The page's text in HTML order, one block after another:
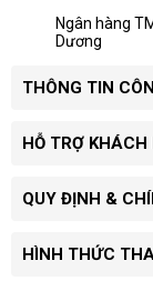
Ngân hàng
Dương
THÔNG TIN
HỖ TRỢ KHÁCH
QUY ĐỊNH &
HÌNH THỨC